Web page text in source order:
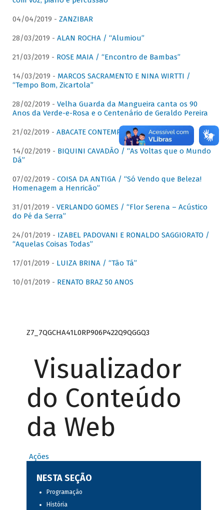
04/04/2019 - ZANZIBAR
28/03/2019 - ALAN ROCHA / “Alumiou”
21/03/2019 - ROSE MAIA / “Encontro de Bambas”
14/03/2019 - MARCOS SACRAMENTO E NINA WIRTTI /
“Tempo Bom, Zicartola”
28/02/2019 - Velha Guarda da Mangueira canta os 90
Anos da Verde-e-Rosa e o Centenário de Geraldo Pereira
21/02/2019 - ABACATE CONTEMPORÂNEO
14/02/2019 - BIQUINI CAVADÃO / “As Voltas que o Mundo
Dá”
07/02/2019 - COISA DA ANTIGA / “Só Vendo que Beleza!
Homenagem a Henricão”
31/01/2019 - VERLANDO GOMES / “Flor Serena – Acústico
do Pé da Serra”
24/01/2019 - IZABEL PADOVANI E RONALDO SAGGIORATO /
“Aquelas Coisas Todas”
17/01/2019 - LUIZA BRINA / “Tão Tá”
10/01/2019 - RENATO BRAZ 50 ANOS
Z7_7QGCHA41L0RP906P422Q9QGGQ3
Visualizador
do Conteúdo
da Web
Ações
NESTA SEÇÃO
Programação
História